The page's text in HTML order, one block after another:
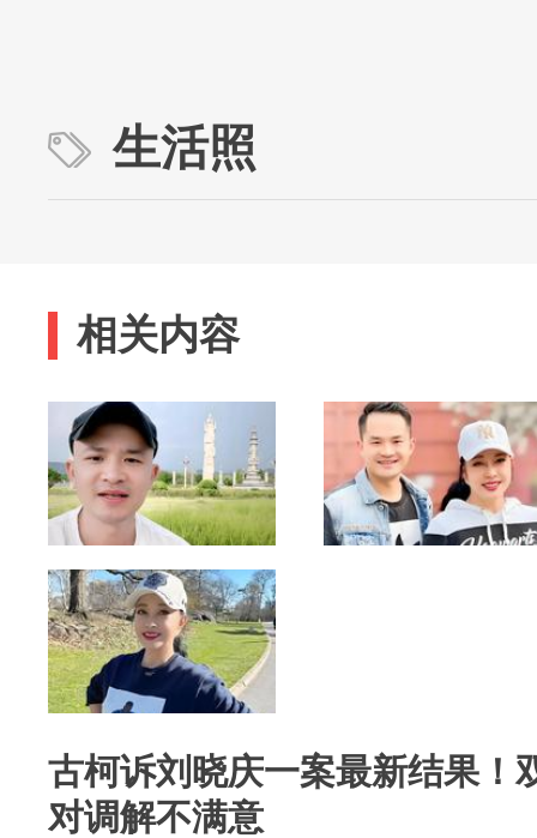
生活照
相关内容
古柯诉刘晓庆一案最新结果！
对调解不满意